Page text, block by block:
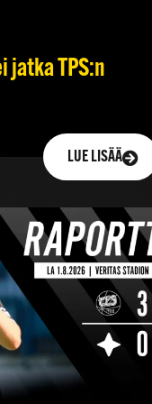
jatka TPS:n
LUE LISÄÄ